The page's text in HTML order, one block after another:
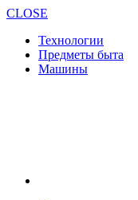
CLOSE
Технологии
Предметы быта
Машины